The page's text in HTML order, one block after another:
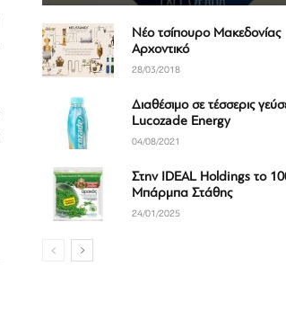
Νέο τσίπουρο Μακεδονίας
Αρχοντικό
28/03/2018
Διαθέσιμο σε τέσσερις
Lucozade Energy
04/08/2021
Στην IDEAL Holdings το
Μπάρμπα Στάθης
24/01/2025